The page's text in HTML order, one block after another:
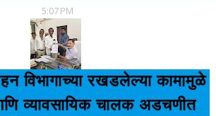
5:07 PM
विभागाच्या रखडलेल्या कामामुळे
व्यावसायिक चालक अडचणीत